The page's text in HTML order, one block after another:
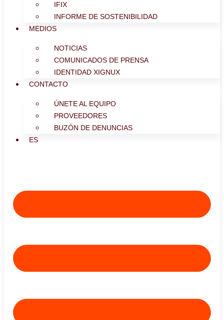
IFIX
INFORME DE SOSTENIBILIDAD
MEDIOS
NOTICIAS
COMUNICADOS DE PRENSA
IDENTIDAD XIGNUX
CONTACTO
ÚNETE AL EQUIPO
PROVEEDORES
BUZÓN DE DENUNCIAS
ES